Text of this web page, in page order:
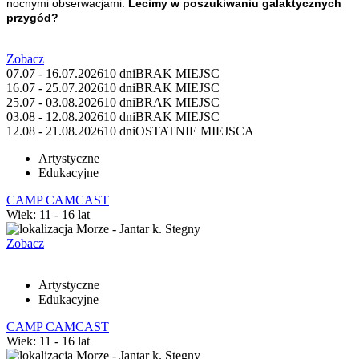
nocnymi obserwacjami.
Lecimy w poszukiwaniu galaktycznych
przygód?
Zobacz
07.07 - 16.07.202610 dniBRAK MIEJSC
16.07 - 25.07.202610 dniBRAK MIEJSC
25.07 - 03.08.202610 dniBRAK MIEJSC
03.08 - 12.08.202610 dniBRAK MIEJSC
12.08 - 21.08.202610 dniOSTATNIE MIEJSCA
Artystyczne
Edukacyjne
CAMP CAMCAST
Wiek: 11 - 16 lat
Morze - Jantar k. Stegny
Zobacz
Artystyczne
Edukacyjne
CAMP CAMCAST
Wiek: 11 - 16 lat
Morze - Jantar k. Stegny